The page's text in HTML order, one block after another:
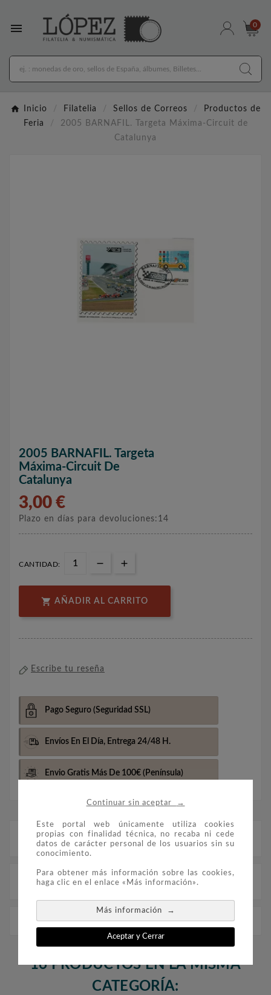
Continuar sin aceptar →
Este portal web únicamente utiliza cookies
propias con finalidad técnica, no recaba ni cede
datos de carácter personal de los usuarios sin su
conocimiento.
Para obtener más información sobre las cookies,
haga clic en el enlace «Más información».
Más información →
Aceptar y Cerrar
 0
Inicio Filatelia Sellos de Correos
Productos de
Feria
2005 BARNAFIL. Targeta Máxima-Circuit de
Catalunya
2005 BARNAFIL. Targeta
Máxima-Circuit De
Catalunya
3,00 €
Plazo en días para devoluciones:14
CANTIDAD:
 AÑADIR AL CARRITO
Escribe tu reseña
Pago Seguro (Seguridad SSL)
Envíos En El Día, Entrega 24/48 H.
Envio Gratis Más De 100€ (Península)
Descripción
Detalles del producto
2005 BARNAFIL Targeta Máxima
16 PRODUCTOS EN LA MISMA
CATEGORÍA: